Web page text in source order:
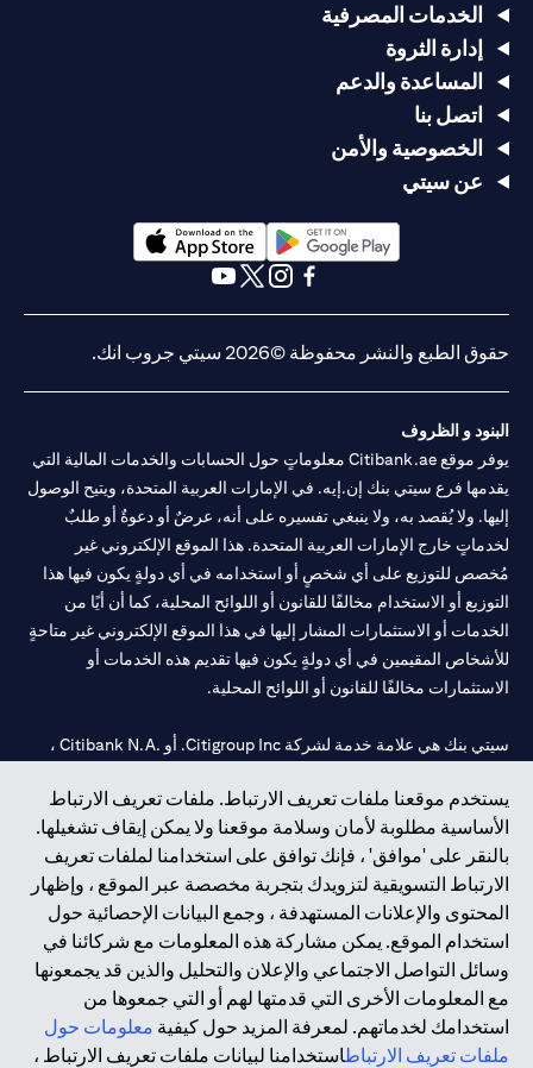
يستخدم موقعنا ملفات تعريف الارتباط. ملفات تعريف الارتباط
الأساسية مطلوبة لأمان وسلامة موقعنا ولا يمكن إيقاف تشغيلها.
بالنقر على 'موافق' ، فإنك توافق على استخدامنا لملفات تعريف
الارتباط التسويقية لتزويدك بتجربة مخصصة عبر الموقع ، وإظهار
المحتوى والإعلانات المستهدفة ، وجمع البيانات الإحصائية حول
استخدام الموقع. يمكن مشاركة هذه المعلومات مع شركائنا في
وسائل التواصل الاجتماعي والإعلان والتحليل والذين قد يجمعونها
مع المعلومات الأخرى التي قدمتها لهم أو التي جمعوها من
استخدامك لخدماتهم. لمعرفة المزيد حول كيفية معلومات حول
ملفات تعريف الارتباطاستخدامنا لبيانات ملفات تعريف الارتباط ،
الخدمات المصرفية
إدارة الثروة
المساعدة والدعم
اتصل بنا
الخصوصية والأمن
عن سيتي
opens in a new tab
opens in a new tab
حقوق الطبع والنشر محفوظة ©2026 سيتي جروب انك.
البنود و الظروف
يوفر موقع Citibank.ae معلوماتٍ حول الحسابات والخدمات المالية التي
يقدمها فرع سيتي بنك إن.إيه. في الإمارات العربية المتحدة، ويتيح الوصول
إليها. ولا يُقصد به، ولا ينبغي تفسيره على أنه، عرضٌ أو دعوةٌ أو طلبٌ
لخدماتٍ خارج الإمارات العربية المتحدة. هذا الموقع الإلكتروني غير
مُخصص للتوزيع على أي شخصٍ أو استخدامه في أي دولةٍ يكون فيها هذا
التوزيع أو الاستخدام مخالفًا للقانون أو اللوائح المحلية، كما أن أيًا من
الخدمات أو الاستثمارات المشار إليها في هذا الموقع الإلكتروني غير متاحةٍ
للأشخاص المقيمين في أي دولةٍ يكون فيها تقديم هذه الخدمات أو
الاستثمارات مخالفًا للقانون أو اللوائح المحلية.
سيتي بنك هي علامة خدمة لشركة Citigroup Inc. أو .Citibank N.A ،
سيتي بنك إن. إيه. الإمارات مسجل لدى مصرف الإمارات المركزي تحت
أرقام التراخيص 202563 لفرع الوصل في دبي، 531989 لفرع مول
الإمارات في دبي، و CN-1002019 لفرع أبوظبي. هاتف: 4000 311 04.
فرع سيتي بنك إن إيه - الإمارات العربية المتحدة مرخص من مصرف
الإمارات العربية المتحدة المركزي كفرع لبنك أجنبي.
سيتي بنك إن إيه الإمارات العربية المتحدة مرخص من هيئة الأوراق المالية
والسلع في الإمارات العربية المتحدة ("SCA") للقيام بالنشاط المالي لـ أ)
الاستشارات المالية والتعريف والترويج بموجب ترخيص رقم
20200000097 ب) وسيط تداول في الأسواق الدولية بموجب ترخيص